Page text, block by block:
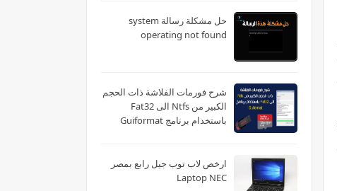
حل مشكلة رسالة system
operating not found
شرح فورمات الفلاشة ذات الحجم
الكبير من Ntfs الى Fat32
باستخدام برنامج Guiformat
ارخص لاب توب جيل رابع بمصر
Laptop NEC